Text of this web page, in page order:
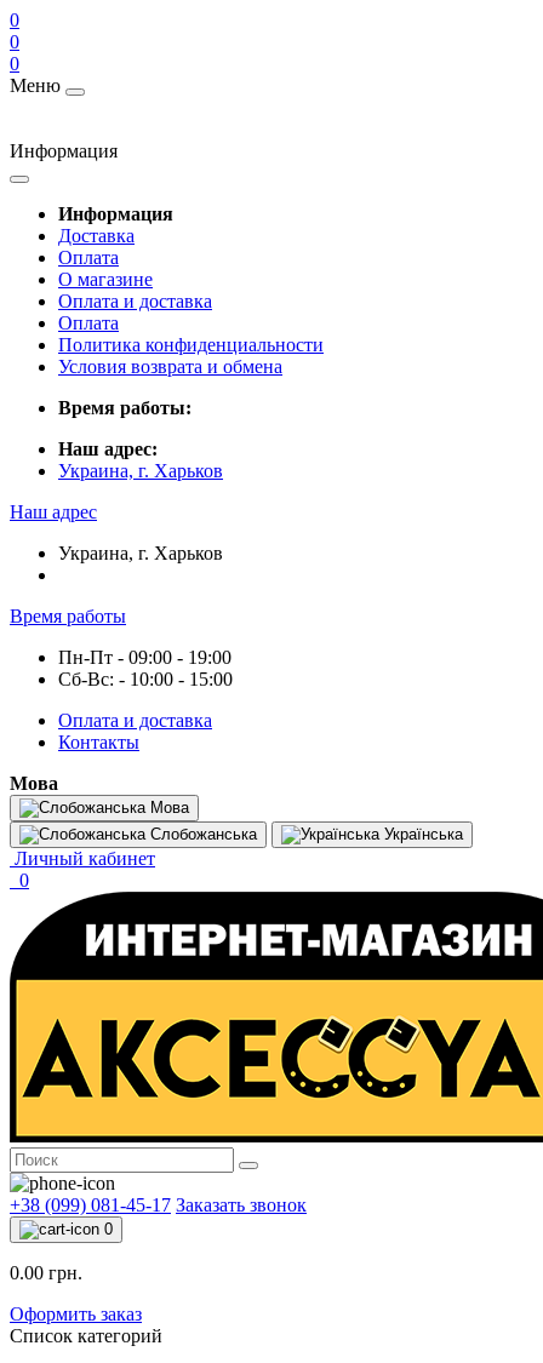
0
0
0
Меню
Информация
Информация
Доставка
Оплата
О магазине
Оплата и доставка
Оплата
Политика конфиденциальности
Условия возврата и обмена
Время работы:
Наш адрес:
Украина, г. Харьков
Наш адрес
Украина, г. Харьков
Время работы
Пн-Пт - 09:00 - 19:00
Сб-Вс: - 10:00 - 15:00
Оплата и доставка
Контакты
Мова
Мова
Слобожанська
Українська
Личный кабинет
0
+38 (099) 081-45-17 Заказать звонок
0
0.00 грн.
Оформить заказ
Список категорий